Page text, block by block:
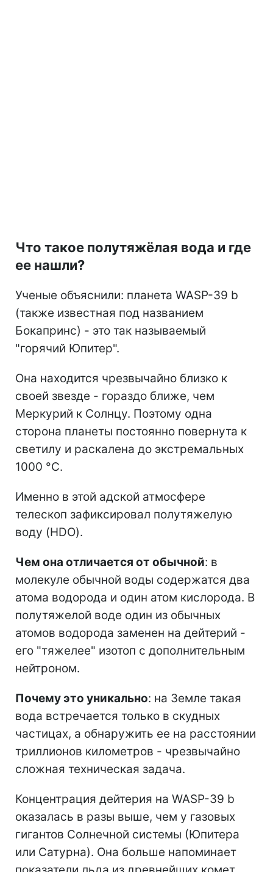
Что такое полутяжёлая вода и где
ее нашли?
Ученые объяснили: планета WASP-39 b
(также известная под названием
Бокапринс) - это так называемый
"горячий Юпитер".
Она находится чрезвычайно близко к
своей звезде - гораздо ближе, чем
Меркурий к Солнцу. Поэтому одна
сторона планеты постоянно повернута к
светилу и раскалена до экстремальных
1000 °C.
Именно в этой адской атмосфере
телескоп зафиксировал полутяжелую
воду (HDO).
Чем она отличается от обычной: в
молекуле обычной воды содержатся два
атома водорода и один атом кислорода. В
полутяжелой воде один из обычных
атомов водорода заменен на дейтерий -
его "тяжелее" изотоп с дополнительным
нейтроном.
Почему это уникально: на Земле такая
вода встречается только в скудных
частицах, а обнаружить ее на расстоянии
триллионов километров - чрезвычайно
сложная техническая задача.
Концентрация дейтерия на WASP-39 b
оказалась в разы выше, чем у газовых
гигантов Солнечной системы (Юпитера
или Сатурна). Она больше напоминает